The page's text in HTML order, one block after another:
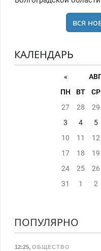
вся
КАЛЕНДАРЬ
«
ПН
ВТ СР
27
28 29
3
4 5
10
11 12
17
18 19
24
25 26
31
1 2
ПОПУЛЯРНО
12:25, ОБЩЕСТВО